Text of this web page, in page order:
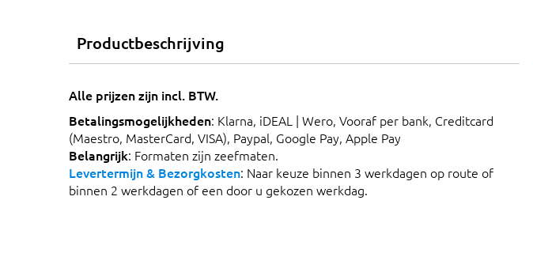
Productbeschrijving
Alle prijzen zijn incl. BTW.
Betalingsmogelijkheden: Klarna, iDEAL | Wero, Vooraf per bank, Creditcard
(Maestro, MasterCard, VISA), Paypal, Google Pay, Apple Pay
Belangrijk: Formaten zijn zeefmaten.
Levertermijn & Bezorgkosten: Naar keuze binnen 3 werkdagen op route of
binnen 2 werkdagen of een door u gekozen werkdag.